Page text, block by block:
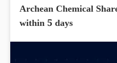
Archean Chemical
within 5 days